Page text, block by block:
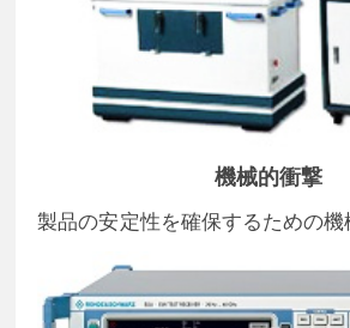
機械的衝撃
製品の安定性を確保するための機